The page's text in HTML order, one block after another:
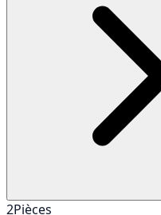
2Pièces